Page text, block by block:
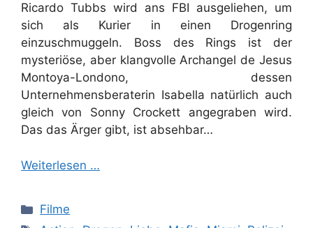
Ricardo Tubbs wird ans FBI ausgeliehen, um
sich als Kurier in einen Drogenring
einzuschmuggeln. Boss des Rings ist der
mysteriöse, aber klangvolle Archangel de Jesus
Montoya-Londono, dessen
Unternehmensberaterin Isabella natürlich auch
gleich von Sonny Crockett angegraben wird.
Das das Ärger gibt, ist absehbar…
Weiterlesen …
Kategorien
Filme